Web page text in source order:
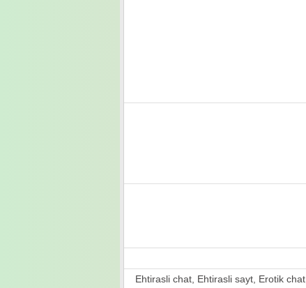
Ehtirasli chat, Ehtirasli sayt, Erotik